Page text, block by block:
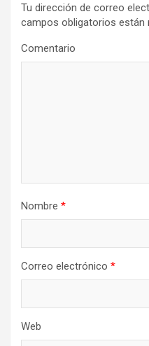
Tu dirección de correo
campos obligatorios están
Comentario
Nombre *
Correo electrónico *
Web